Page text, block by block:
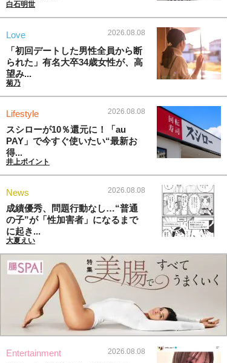
白石明世
Love 2026.08.08
「初回デートした男性全員から断
られた」有名大卒34歳女性が、高
望み...
菊乃
Lifestyle 2026.08.08
スシローが10％還元に！「au
PAY」で今すぐ使いたい“最新お
得...
井上ポイント
News 2026.08.08
成績優秀、問題行動なし…“普通
の子”が「性加害者」になるまで
に起き...
大夏えい
Entertainment 2026.08.08